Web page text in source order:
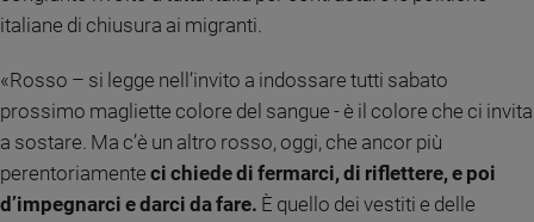
Migranti
Diversità
inclusione
Costume
Cultura
spettacoli
italiane di chiusura ai migranti.
«Rosso – si legge nell’invito a indossare tutti sabato
prossimo magliette colore del sangue - è il colore che ci invita
a sostare. Ma c’è un altro rosso, oggi, che ancor più
perentoriamente ci chiede di fermarci, di riflettere, e poi
d’impegnarci e darci da fare. È quello dei vestiti e delle